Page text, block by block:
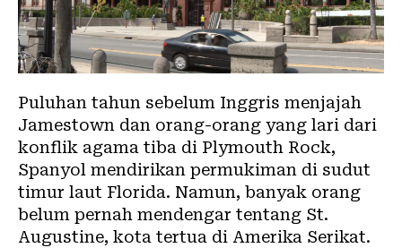
Puluhan tahun sebelum Inggris menjajah
Jamestown dan orang-orang yang lari dari
konflik agama tiba di Plymouth Rock,
Spanyol mendirikan permukiman di sudut
timur laut Florida. Namun, banyak orang
belum pernah mendengar tentang St.
Augustine, kota tertua di Amerika Serikat.